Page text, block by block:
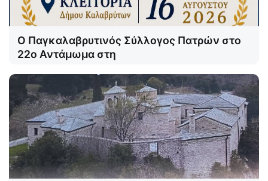
Ο Παγκαλαβρυτινός Σύλλογος Πατρών στο
22ο Αντάμωμα στη